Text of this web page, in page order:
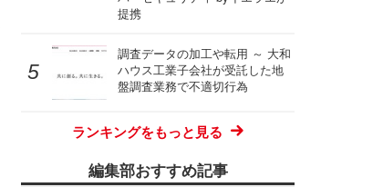
提携
調査データの加工や転用 ～ 大和
ハウス工業子会社が受託した地
盤調査業務で不適切行為
ランキングをもっと見る
編集部おすすめ記事